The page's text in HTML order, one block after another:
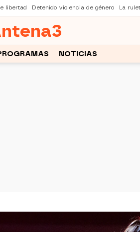
libertad Detenido violencia de género La
3
NOTICIAS